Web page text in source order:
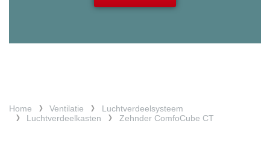
Home Ventilatie
Luchtverdeelsysteem
Luchtverdeelkasten
Zehnder ComfoCube CT